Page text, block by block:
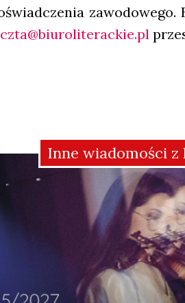
Inne wiadomości